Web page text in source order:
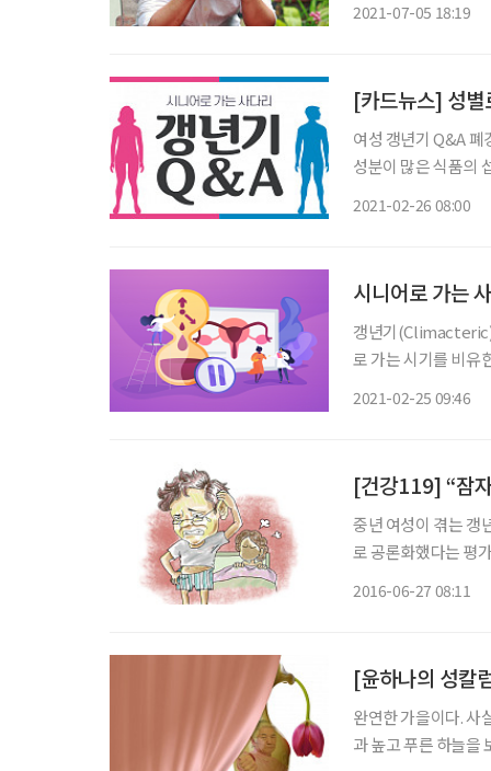
2021-07-05 18:19
[카드뉴스] 성
여성 갱년기 Q&A 폐경을 늦추는 방법은? 흔히 알려진 방법으로 석류, 칡 등 유사 여성 호르몬
성분이 많은 식품의
2021-02-26 08:00
시니어로 가는
갱년기(Climacteric)
로 가는 시기를 비유
2021-02-25 09:46
[건강119] “잠
중년 여성이 겪는 갱
로 공론화했다는 평
2016-06-27 08:11
[윤하나의 성칼
완연한 가을이다. 사
과 높고 푸른 하늘을